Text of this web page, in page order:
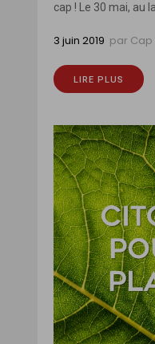
cap ! Le 30 mai, au
3 juin 2019 par
LIRE PLUS